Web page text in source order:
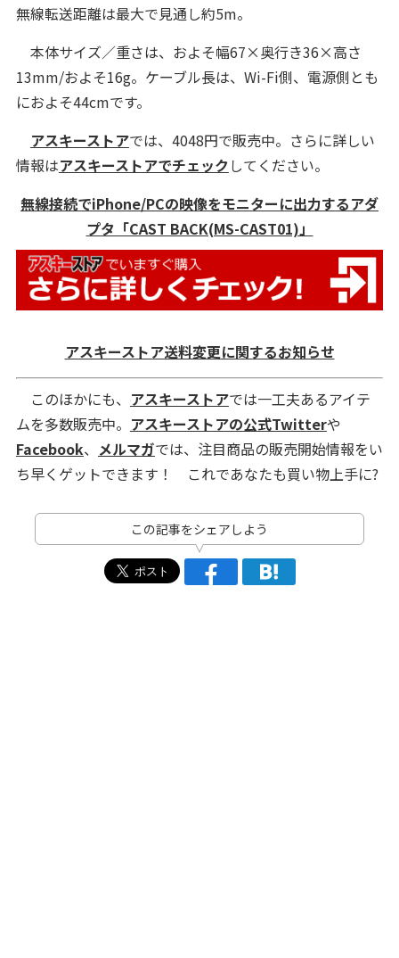
無線転送距離は最大で見通し約5m。
本体サイズ／重さは、およそ幅67×奥行き36×高さ
13mm/およそ16g。ケーブル長は、Wi-Fi側、電源側とも
におよそ44cmです。
アスキーストアでは、4048円で販売中。さらに詳しい
情報はアスキーストアでチェックしてください。
無線接続でiPhone/PCの映像をモニターに出力するアダ
プタ「CAST BACK(MS-CAST01)」
アスキーストア送料変更に関するお知らせ
このほかにも、 アスキーストアでは一工夫あるアイテ
ムを多数販売中。 アスキーストアの公式Twitterや
Facebook、 メルマガでは、注目商品の販売開始情報をい
ち早くゲットできます！ これであなたも買い物上手に?
この記事をシェアしよう